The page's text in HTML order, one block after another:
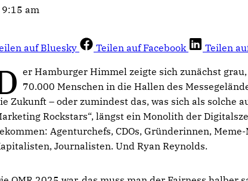
am
auf Bluesky Teilen auf Facebook Teilen
er Hamburger Himmel zeigte sich zunächst
70.000 Menschen in die Hallen des
Zukunft – oder zumindest das, was sich als solche
Rockstars“, längst ein Monolith der
Agenturchefs, CDOs, Gründerinnen,
Journalisten. Und Ryan Reynolds.